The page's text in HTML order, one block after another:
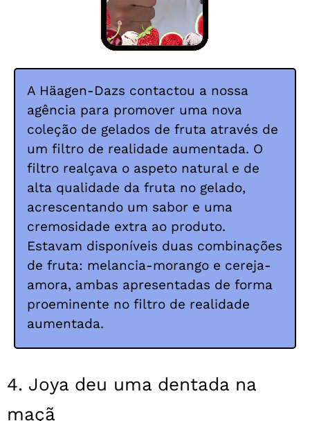
A Häagen-Dazs contactou a nossa
agência para promover uma nova
coleção de gelados de fruta através de
um filtro de realidade aumentada. O
filtro realçava o aspeto natural e de
alta qualidade da fruta no gelado,
acrescentando um sabor e uma
cremosidade extra ao produto.
Estavam disponíveis duas combinações
de fruta: melancia-morango e cereja-
amora, ambas apresentadas de forma
proeminente no filtro de realidade
aumentada.
4. Joya deu uma dentada na
maçã